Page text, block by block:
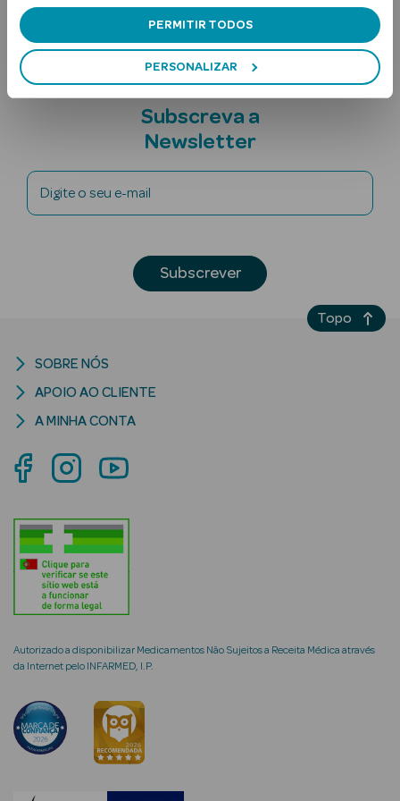
PERMITIR TODOS
PERSONALIZAR
Ver Tudo
Solares
Solares Bebé e
Criança
Ver Tudo
Cosmética
Rosto
Hidratantes
Creme de Olhos
envelhecimento
Subscreva a
Newsletter
Digite o seu e-mail
Subscrever
Autorizado a disponibilizar Medicamentos Não Sujeitos a Receita Médica através
da Internet pelo INFARMED, I.P.
SOBRE NÓS
APOIO AO CLIENTE
A MINHA CONTA
Topo